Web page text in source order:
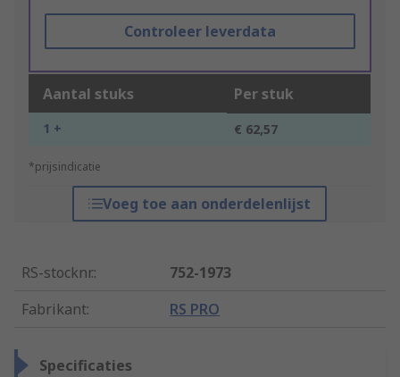
Controleer leverdata
Aantal stuks Per stuk
1 + € 62,57
*prijsindicatie
Voeg toe aan onderdelenlijst
RS-stocknr.:
752-1973
Fabrikant: RS PRO
Specificaties